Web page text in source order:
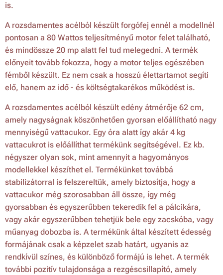
is.
A rozsdamentes acélból készült forgófej ennél a modellnél
pontosan a 80 Wattos teljesítményű motor felet található,
és mindössze 20 mp alatt fel tud melegedni. A termék
előnyeit tovább fokozza, hogy a motor teljes egészében
fémből készült. Ez nem csak a hosszú élettartamot segíti
elő, hanem az idő - és költségtakarékos működést is.
A rozsdamentes acélból készült edény átmérője 62 cm,
amely nagyságnak köszönhetően gyorsan előállítható nagy
mennyiségű vattacukor. Egy óra alatt így akár 4 kg
vattacukrot is előállíthat termékünk segítségével. Ez kb.
négyszer olyan sok, mint amennyit a hagyományos
modellekkel készíthet el. Termékünket továbbá
stabilizátorral is felszereltük, amely biztosítja, hogy a
vattacukor még szorosabban áll össze, így még
gyorsabban és egyszerűbben tekeredik fel a pálcikára,
vagy akár egyszerűbben tehetjük bele egy zacskóba, vagy
műanyag dobozba is. A termékünk által készített édesség
formájának csak a képzelet szab határt, ugyanis az
rendkívül színes, és különböző formájú is lehet. A termék
további pozitív tulajdonsága a rezgéscsillapító, amely